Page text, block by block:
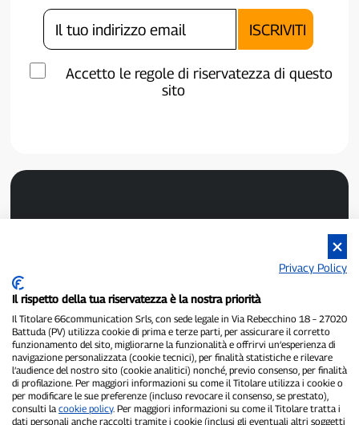
Accetto le regole di riservatezza di questo
sito
Registrazione numero 1/2021 del 1/2/2021 - Tribunale di Pavia
Proprietario ed editore:66communication Srls- P.IVA
02798890188
Direttore Responsabile:Alessandro Secchi- Vicedirettore:Federico
Benedusi
Privacy Policy- Cookie Policy
"Se è successo davvero, lo trovi su P300.it"
Privacy Policy
Il rispetto della tua riservatezza è la nostra priorità
Il Titolare 66communication Srls, con sede legale in Via Rebecchino 18 – 27020
Battuda (PV) utilizza cookie di prima e terze parti, per assicurare il corretto
funzionamento del sito, migliorarne la funzionalità e offrirvi un’esperienza di
navigazione personalizzata (cookie tecnici), per finalità statistiche e rilevare
l’audience del nostro sito (cookie analitici) nonché, previo consenso, per finalità
di profilazione. Per maggiori informazioni su come il Titolare utilizza i cookie o
per modificare le sue preferenze (incluso revocare il consenso, se prestato),
consulti la cookie policy. Per maggiori informazioni su come il Titolare tratta i
dati personali anche raccolti tramite i cookie (inclusi gli eventuali altri soggetti